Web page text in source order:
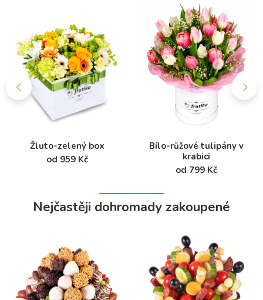
Žluto-zelený box
od 959 Kč
Bílo-růžové tulipány v
krabici
od 799 Kč
Nejčastěji dohromady zakoupené